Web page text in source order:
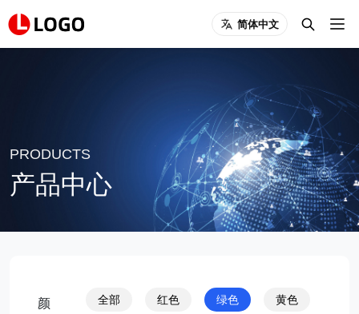
简体中文
PRODUCTS
产品中心
颜
全部 红色 绿色 黄色